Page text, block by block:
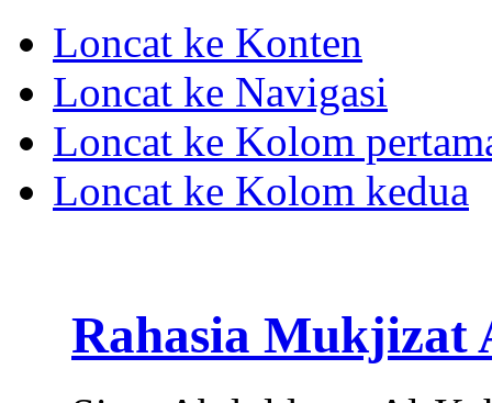
Loncat ke Konten
Loncat ke Navigasi
Loncat ke Kolom
Loncat ke Kolom kedua
Rahasia Mukjizat